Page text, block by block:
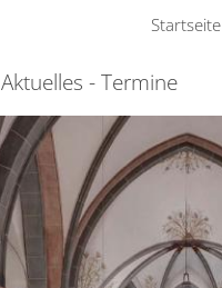
Startseite
Aktuelles - Termine